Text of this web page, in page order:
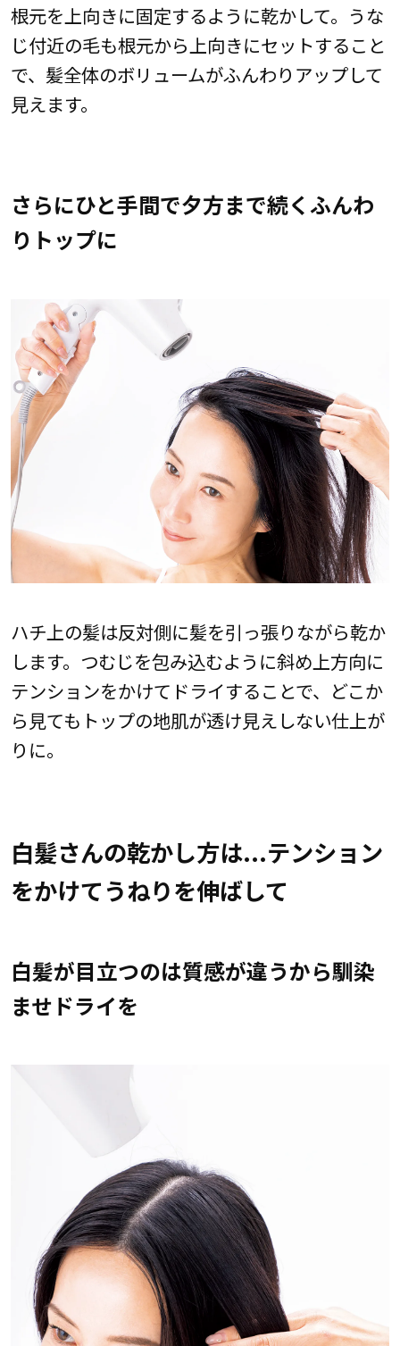
根元を上向きに固定するように乾かして。うな
じ付近の毛も根元から上向きにセットすること
で、髪全体のボリュームがふんわりアップして
見えます。
さらにひと手間で夕方まで続くふんわ
りトップに
ハチ上の髪は反対側に髪を引っ張りながら乾か
します。つむじを包み込むように斜め上方向に
テンションをかけてドライすることで、どこか
ら見てもトップの地肌が透け見えしない仕上が
りに。
白髪さんの乾かし方は...テンション
をかけてうねりを伸ばして
白髪が目立つのは質感が違うから馴染
ませドライを